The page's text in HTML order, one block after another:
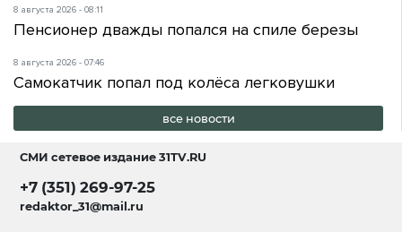
8 августа 2026 - 08:11
Пенсионер дважды попался на спиле березы
8 августа 2026 - 07:46
Самокатчик попал под колёса легковушки
все новости
СМИ сетевое издание31TV.RU
+7 (351) 269-97-25
redaktor_31@mail.ru